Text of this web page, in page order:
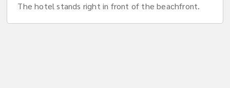
The hotel stands right in front of the beachfront.